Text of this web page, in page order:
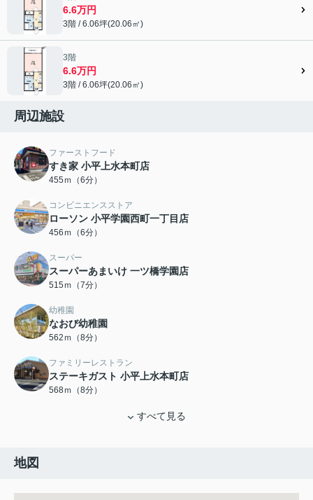
6.6万円
3階 / 6.06坪(20.06㎡)
3階
6.6万円
3階 / 6.06坪(20.06㎡)
周辺施設
ファーストフード
すき家 小平上水本町店
455ｍ（6分）
コンビニエンスストア
ローソン 小平学園西町一丁目店
456ｍ（6分）
スーパー
スーパーあまいけ 一ツ橋学園店
515ｍ（7分）
幼稚園
なおび幼稚園
562ｍ（8分）
ファミリーレストラン
ステーキガスト 小平上水本町店
568ｍ（8分）
すべて見る
地図